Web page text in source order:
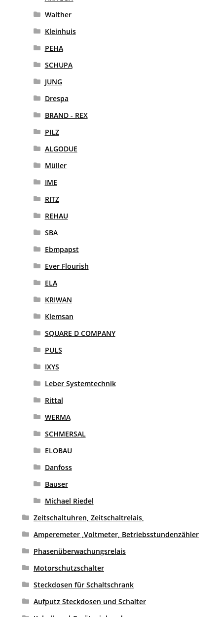
Walther
Kleinhuis
PEHA
SCHUPA
JUNG
Drespa
BRAND - REX
PILZ
ALGODUE
Müller
IME
RITZ
REHAU
SBA
Ebmpapst
Ever Flourish
ELA
KRIWAN
Klemsan
SQUARE D COMPANY
PULS
IXYS
Leber Systemtechnik
Rittal
WERMA
SCHMERSAL
ELOBAU
Danfoss
Bauser
Michael Riedel
Zeitschaltuhren, Zeitschaltrelais,
Amperemeter ,Voltmeter, Betriebsstundenzähler
Phasenüberwachungsrelais
Motorschutzschalter
Steckdosen für Schaltschrank
Aufputz Steckdosen und Schalter